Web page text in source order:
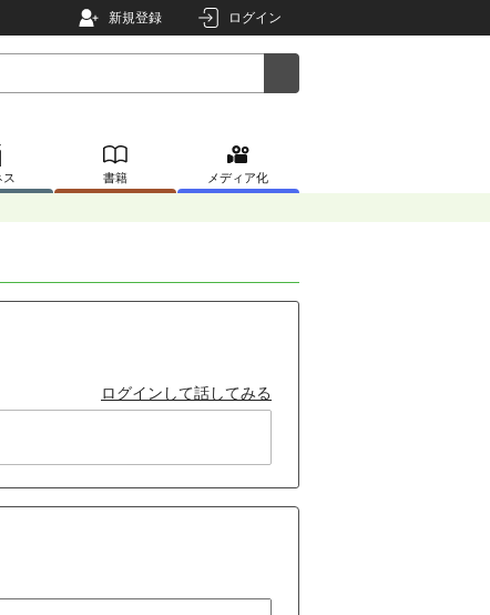
新規登録 ログイン
ス 書籍 メディア化
ログインして話してみる